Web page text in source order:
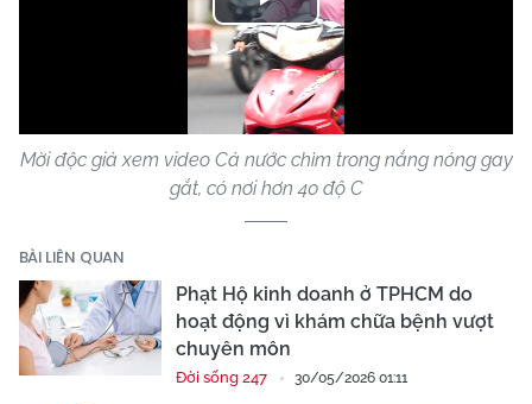
Play
Video
Mời độc giả xem video Cả nước chìm trong nắng nóng gay
gắt, có nơi hơn 40 độ C
BÀI LIÊN QUAN
Phạt Hộ kinh doanh ở TPHCM do
hoạt động vì khám chữa bệnh vượt
chuyên môn
Đời sống 247 30/05/2026 01:11